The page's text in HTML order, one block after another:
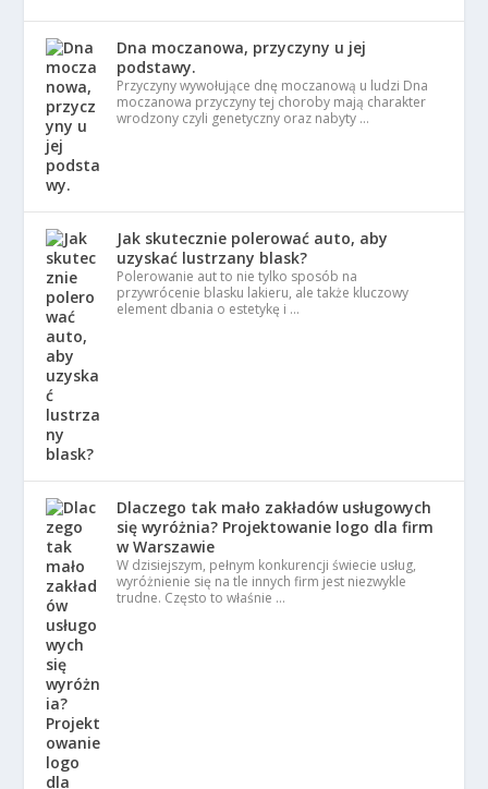
Dna moczanowa, przyczyny u jej
podstawy.
Przyczyny wywołujące dnę moczanową u ludzi Dna
moczanowa przyczyny tej choroby mają charakter
wrodzony czyli genetyczny oraz nabyty …
Jak skutecznie polerować auto, aby
uzyskać lustrzany blask?
Polerowanie aut to nie tylko sposób na
przywrócenie blasku lakieru, ale także kluczowy
element dbania o estetykę i …
Dlaczego tak mało zakładów usługowych
się wyróżnia? Projektowanie logo dla firm
w Warszawie
W dzisiejszym, pełnym konkurencji świecie usług,
wyróżnienie się na tle innych firm jest niezwykle
trudne. Często to właśnie …